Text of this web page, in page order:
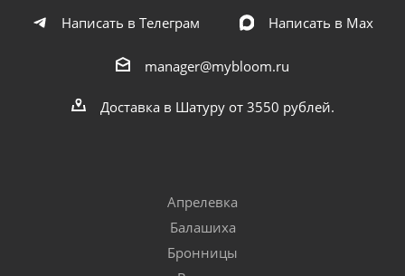
Написать в Телеграм
Написать в Мах
manager@mybloom.ru
Доставка в Шатуру от 3550 рублей.
Апрелевка
Балашиха
Бронницы